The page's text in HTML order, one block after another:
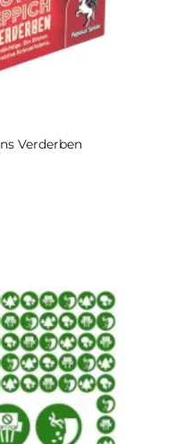
Verderben